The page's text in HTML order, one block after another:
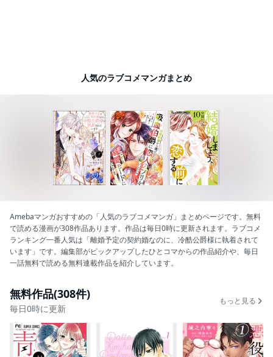
人気のラブコメマンガまとめ
Amebaマンガおすすめの「人気のラブコメマンガ」まとめページです。無料
で読める漫画が308作品あります。作品は毎日0時に更新されます。ラブコメ
ランキング一番人気は「離婚予定の契約婚なのに、冷酷公爵様に執着されて
います」です。編集部がピックアップしたひとコマからの作品紹介や、毎日
一話無料で読める無料連載作品を紹介しています。
無料作品(308件)
毎日0時に更新
もっと見る